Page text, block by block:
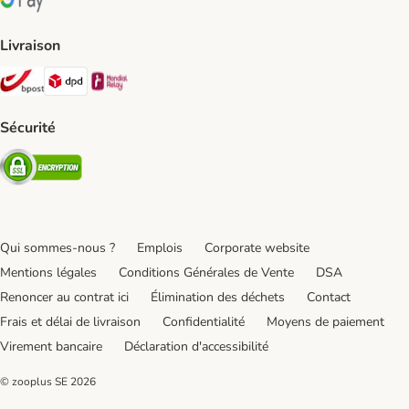
Google Pay Payment Method
Livraison
Bpost Shipping Method
DPD Shipping Method
Sécurité
Security
Qui sommes-nous ? Emplois
Corporate website
Mentions légales
Conditions Générales de Vente
DSA
Renoncer au contrat ici
Élimination des déchets
Contact
Frais et délai de livraison
Confidentialité
Moyens de paiement
Virement bancaire
Déclaration d'accessibilité
© zooplus SE 2026